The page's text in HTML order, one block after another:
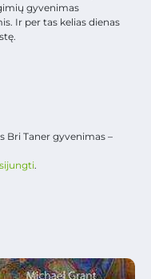
gyvenimas
Ir per tas kelias dienas
Bri Taner gyvenimas –
.